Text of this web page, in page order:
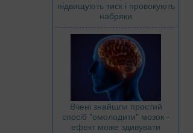
підвищують тиск і провокують
набряки
Вчені знайшли простий
спосіб "омолодити" мозок -
ефект може здивувати